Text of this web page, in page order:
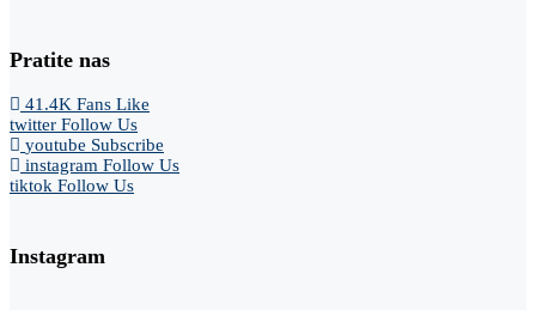
Pratite nas
41.4K Fans Like
twitter Follow Us
youtube Subscribe
instagram Follow Us
tiktok Follow Us
Instagram